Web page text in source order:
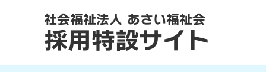
社会福祉法人 あさい福祉会
採用特設サイト